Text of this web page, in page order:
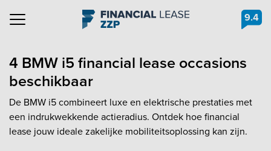
Navigation 9.4
4 BMW i5 financial lease occasions
beschikbaar
De BMW i5 combineert luxe en elektrische prestaties met
een indrukwekkende actieradius. Ontdek hoe financial
lease jouw ideale zakelijke mobiliteitsoplossing kan zijn.